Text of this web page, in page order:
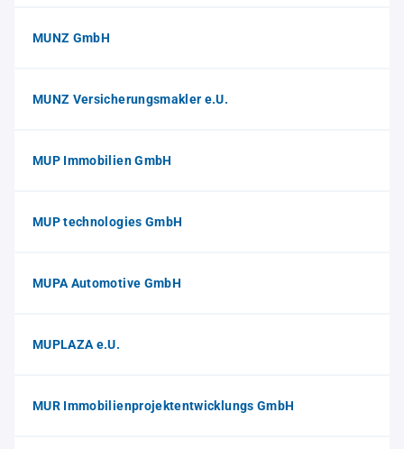
MUNZ GmbH
MUNZ Versicherungsmakler e.U.
MUP Immobilien GmbH
MUP technologies GmbH
MUPA Automotive GmbH
MUPLAZA e.U.
MUR Immobilienprojektentwicklungs GmbH